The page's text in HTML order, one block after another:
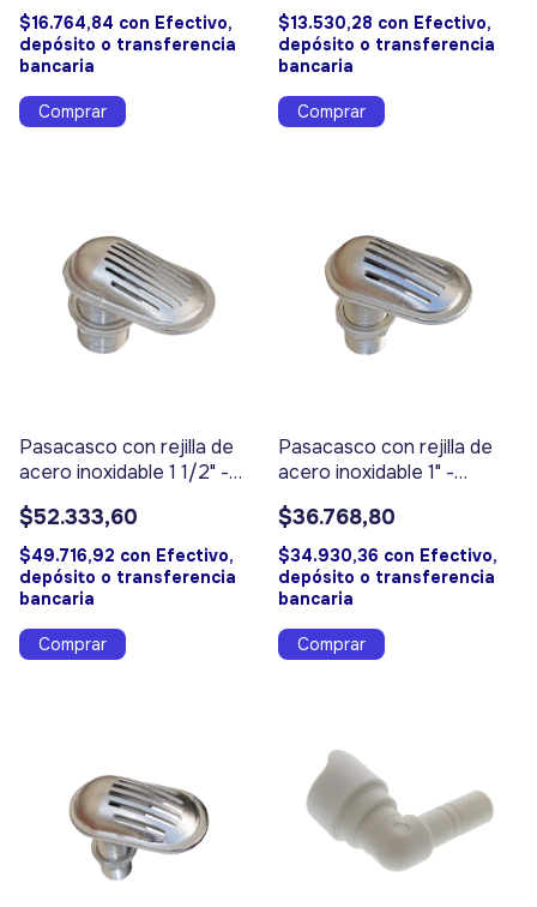
$16.764,84 con Efectivo,
depósito o transferencia
bancaria
$13.530,28 con Efectivo,
depósito o transferencia
bancaria
Pasacasco con rejilla de
acero inoxidable 1 1/2" -
$52.333,60
$49.716,92 con Efectivo,
depósito o transferencia
bancaria
Pasacasco con rejilla de
acero inoxidable 1" -
$36.768,80
$34.930,36 con Efectivo,
depósito o transferencia
bancaria